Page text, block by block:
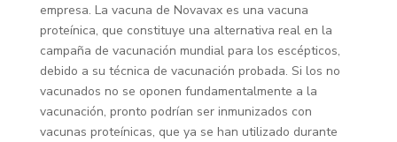
empresa. La vacuna de Novavax es una vacuna
proteínica, que constituye una alternativa real en la
campaña de vacunación mundial para los escépticos,
debido a su técnica de vacunación probada. Si los no
vacunados no se oponen fundamentalmente a la
vacunación, pronto podrían ser inmunizados con
vacunas proteínicas, que ya se han utilizado durante